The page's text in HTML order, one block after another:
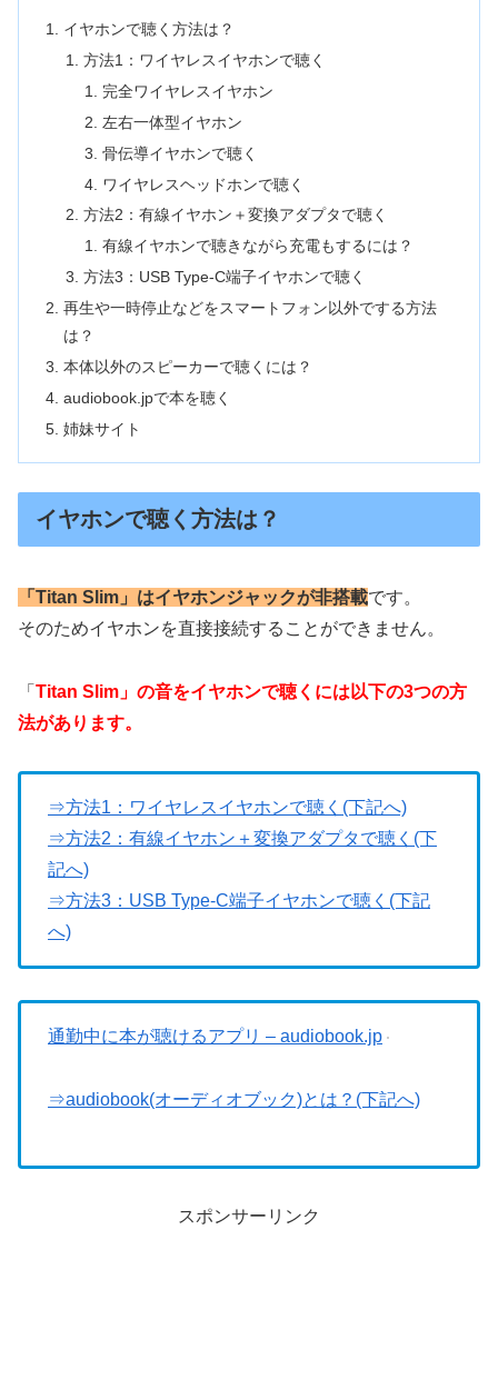
イヤホンで聴く方法は？
方法1：ワイヤレスイヤホンで聴く
完全ワイヤレスイヤホン
左右一体型イヤホン
骨伝導イヤホンで聴く
ワイヤレスヘッドホンで聴く
方法2：有線イヤホン＋変換アダプタで聴く
有線イヤホンで聴きながら充電もするには？
方法3：USB Type-C端子イヤホンで聴く
再生や一時停止などをスマートフォン以外でする方法
は？
本体以外のスピーカーで聴くには？
audiobook.jpで本を聴く
姉妹サイト
イヤホンで聴く方法は？
「Titan Slim」はイヤホンジャックが非搭載です。
そのためイヤホンを直接接続することができません。
「 Titan Slim」の音をイヤホンで聴くには以下の3つの方
法があります。
⇒方法1：ワイヤレスイヤホンで聴く(下記へ)
⇒方法2：有線イヤホン＋変換アダプタで聴く(下
記へ)
⇒方法3：USB Type-C端子イヤホンで聴く(下記
へ)
通勤中に本が聴けるアプリ – audiobook.jp
⇒audiobook(オーディオブック)とは？(下記へ)
スポンサーリンク